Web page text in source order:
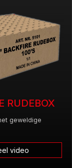
RUDEBOX
geweldige
video